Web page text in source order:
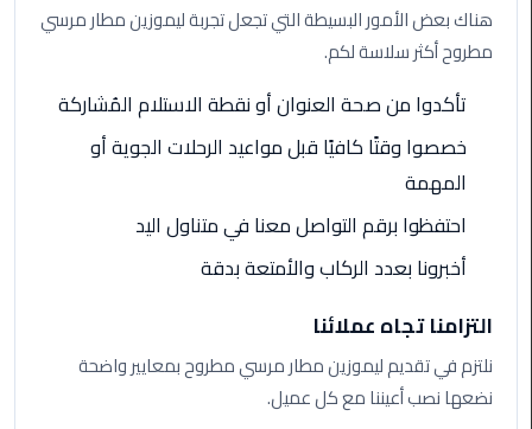
العرب
الدولي
تاكسي
مطار
العرب
مرسي
مطروح
هناك بعض الأمور البسيطة التي تجعل تجربة ليموزين مطار مرسي
مطروح أكثر سلاسة لكم.
تأكدوا من صحة العنوان أو نقطة الاستلام المُشاركة
خصصوا وقتًا كافيًا قبل مواعيد الرحلات الجوية أو
المهمة
احتفظوا برقم التواصل معنا في متناول اليد
أخبرونا بعدد الركاب والأمتعة بدقة
التزامنا تجاه عملائنا
نلتزم في تقديم ليموزين مطار مرسي مطروح بمعايير واضحة
نضعها نصب أعيننا مع كل عميل.